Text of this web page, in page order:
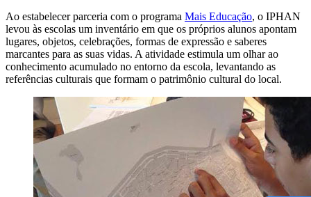
Ao estabelecer parceria com o programa Mais Educação, o IPHAN
levou às escolas um inventário em que os próprios alunos apontam
lugares, objetos, celebrações, formas de expressão e saberes
marcantes para as suas vidas. A atividade estimula um olhar ao
conhecimento acumulado no entorno da escola, levantando as
referências culturais que formam o patrimônio cultural do local.